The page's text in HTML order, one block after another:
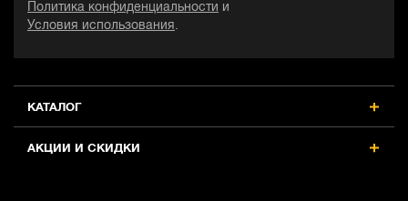
КАТАЛОГ
АКЦИИ И СКИДКИ
Политика конфиденциальности и
Условия использования.